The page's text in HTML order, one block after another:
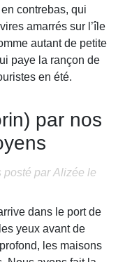
contrebas, qui
amarrés sur l’île
autant de petite
paye la rançon de
en été.
par nos
posté parAlizée le
dans le port de
yeux avant de
les maisons